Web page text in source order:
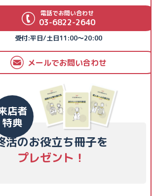
電話でお問い合わせ
03-6822-2640
受付:平日/土日11:00～20:00
メールでお問い合わせ
店者
特典
活のお役立ち冊子を
プレゼント！